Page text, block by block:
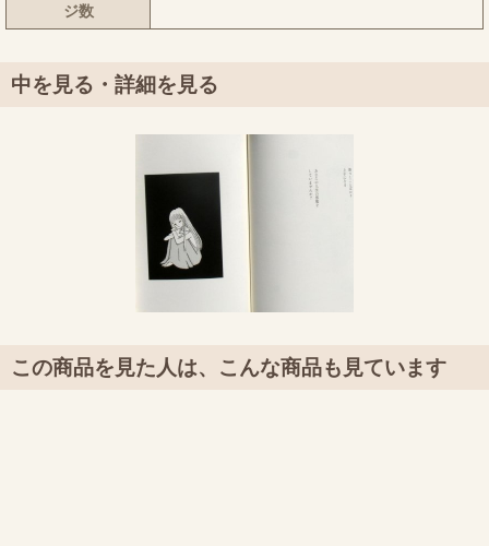
ジ数
中を見る・詳細を見る
この商品を見た人は、こんな商品も見ています